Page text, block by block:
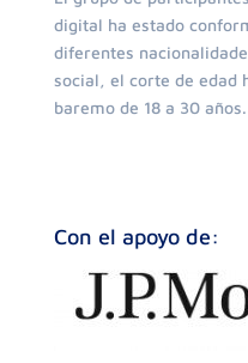
digital ha estado
diferentes
social, el corte de edad
baremo de 18 a 30 años.
Con el apoyo de: